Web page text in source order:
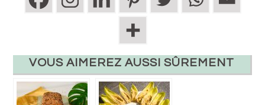
VOUS AIMEREZ AUSSI SÛREMENT